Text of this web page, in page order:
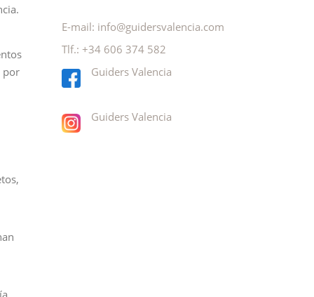
por
E-mail: info@guidersvalencia.com
Tlf.: +34 606 374 582
Guiders Valencia
Guiders Valencia